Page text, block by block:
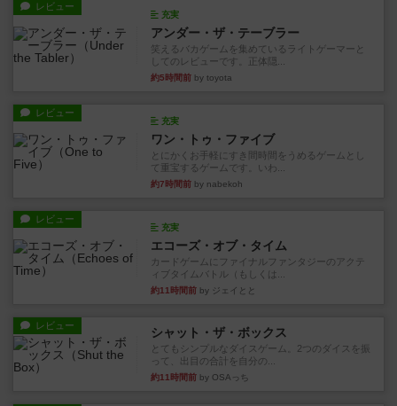
レビュー
充実
アンダー・ザ・テーブラー
笑えるバカゲームを集めているライトゲーマーと
してのレビューです。正体隠...
約5時間前 by toyota
レビュー
充実
ワン・トゥ・ファイブ
とにかくお手軽にすき間時間をうめるゲームとし
て重宝するゲームです。いわ...
約7時間前 by nabekoh
レビュー
充実
エコーズ・オブ・タイム
カードゲームにファイナルファンタジーのアクテ
ィブタイムバトル（もしくは...
約11時間前 by ジェイとと
レビュー シャット・ザ・ボックス
とてもシンプルなダイスゲーム。2つのダイスを振
って、出目の合計を自分の...
約11時間前 by OSAっち